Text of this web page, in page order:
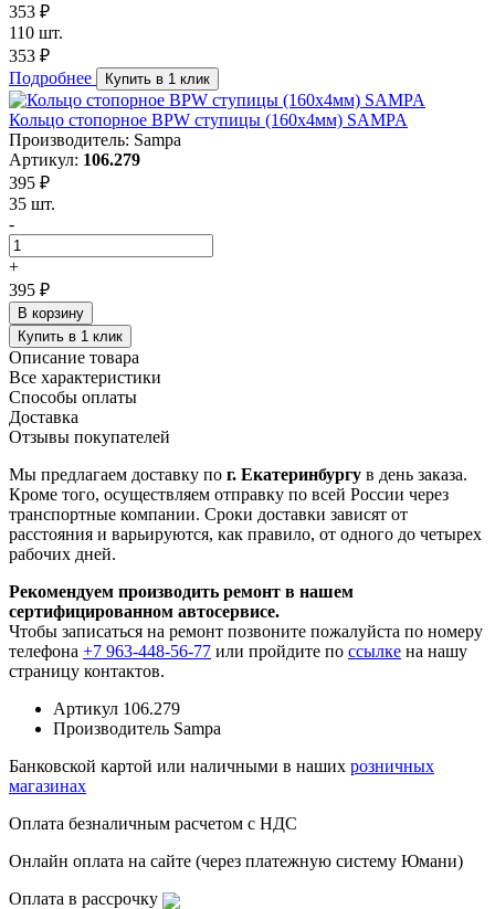
353 ₽
110 шт.
353 ₽
Подробнее
Купить в 1 клик
Кольцо стопорное BPW ступицы (160х4мм) SAMPA
Производитель: Sampa
Артикул: 106.279
395 ₽
35 шт.
-
+
395 ₽
В корзину
Купить в 1 клик
Описание товара
Все характеристики
Способы оплаты
Доставка
Отзывы покупателей
Мы предлагаем доставку по г. Екатеринбургу в день заказа.
Кроме того, осуществляем отправку по всей России через
транспортные компании. Сроки доставки зависят от
расстояния и варьируются, как правило, от одного до четырех
рабочих дней.
Рекомендуем производить ремонт в нашем
сертифицированном автосервисе.
Чтобы записаться на ремонт позвоните пожалуйста по номеру
телефона +7 963-448-56-77 или пройдите по ссылке на нашу
страницу контактов.
Артикул 106.279
Производитель Sampa
Банковской картой или наличными в наших розничных
магазинах
Оплата безналичным расчетом с НДС
Онлайн оплата на сайте (через платежную систему Юмани)
Оплата в рассрочку